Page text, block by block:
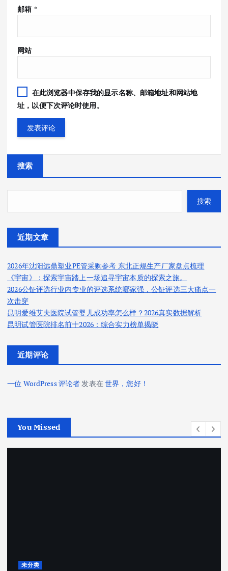
邮箱 *
网站
在此浏览器中保存我的显示名称、邮箱地址和网站地
址，以便下次评论时使用。
搜索
搜索
近期文章
2026年沈阳远鼎塑业PE管采购参考 东北正规生产厂家盘点梳理
《宇宙》：探索宇宙踏上一场追寻宇宙本质的探索之旅。
2026公钲评选行业内专业的评选系统哪家强，公钲评选三大痛点一
次击穿
昆明爱维艾夫医院试管婴儿成功率怎么样？2026真实数据解析
昆明试管医院排名前十2026：综合实力榜单揭晓
近期评论
一位 WordPress 评论者发表在世界，您好！
You Missed
未分类